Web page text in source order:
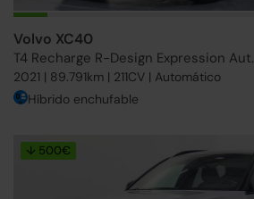
Volvo XC40
T4 Recharge R-Design Expression Aut.
2021 | 89.791km | 211CV | Automático
Híbrido enchufable
↓ 500€